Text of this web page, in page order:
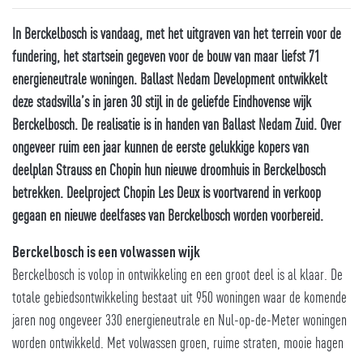
In Berckelbosch is vandaag, met het uitgraven van het terrein voor de
fundering, het startsein gegeven voor de bouw van maar liefst 71
energieneutrale woningen. Ballast Nedam Development ontwikkelt
deze stadsvilla’s in jaren 30 stijl in de geliefde Eindhovense wijk
Berckelbosch. De realisatie is in handen van Ballast Nedam Zuid. Over
ongeveer ruim een jaar kunnen de eerste gelukkige kopers van
deelplan Strauss en Chopin hun nieuwe droomhuis in Berckelbosch
betrekken. Deelproject Chopin Les Deux is voortvarend in verkoop
gegaan en nieuwe deelfases van Berckelbosch worden voorbereid.
Berckelbosch is een volwassen wijk
Berckelbosch is volop in ontwikkeling en een groot deel is al klaar. De
totale gebiedsontwikkeling bestaat uit 950 woningen waar de komende
jaren nog ongeveer 330 energieneutrale en Nul-op-de-Meter woningen
worden ontwikkeld. Met volwassen groen, ruime straten, mooie hagen